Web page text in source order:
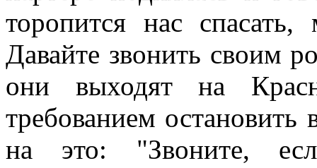
торопится нас
Давайте звонить своим
они выходят на
требованием остановить
на это: "Звоните,